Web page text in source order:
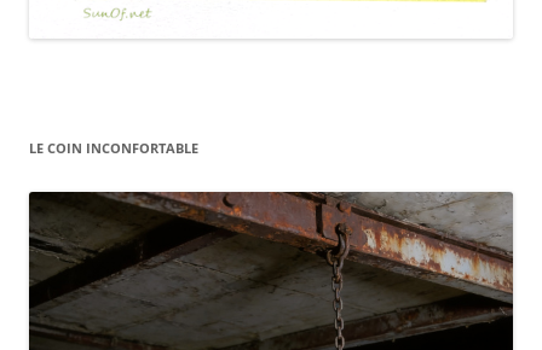
LE COIN INCONFORTABLE